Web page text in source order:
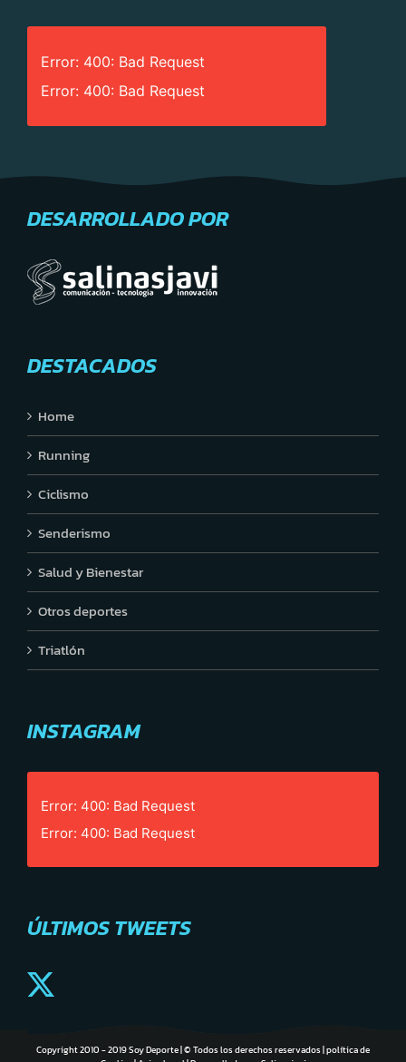
Error: 400: Bad Request
Error: 400: Bad Request
DESARROLLADO POR
DESTACADOS
Home
Running
Ciclismo
Senderismo
Salud y Bienestar
Otros deportes
Triatlón
INSTAGRAM
Error: 400: Bad Request
Error: 400: Bad Request
ÚLTIMOS TWEETS
Copyright 2010 - 2019 Soy Deporte | © Todos los derechos reservados |política de